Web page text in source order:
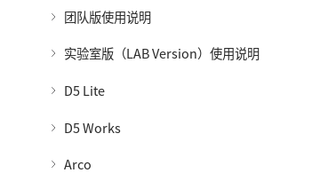
团队版使用说明
实验室版（LAB Version）使用说明
D5 Lite
D5 Works
Arco